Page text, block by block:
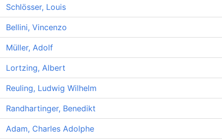
Schlösser, Louis
Bellini, Vincenzo
Müller, Adolf
Lortzing, Albert
Reuling, Ludwig Wilhelm
Randhartinger, Benedikt
Adam, Charles Adolphe